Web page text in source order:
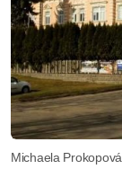
Michaela Prokopová